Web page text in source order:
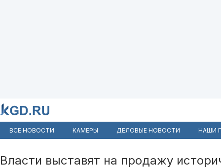
ВСЕ НОВОСТИ КАМЕРЫ ДЕЛОВЫЕ НОВОСТИ НАШИ
Власти выставят на продажу